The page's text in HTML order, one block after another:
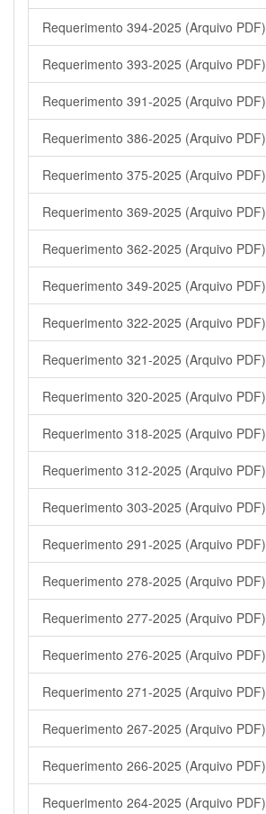
Requerimento 394-2025 (Arquivo PDF)
Requerimento 393-2025 (Arquivo PDF)
Requerimento 391-2025 (Arquivo PDF)
Requerimento 386-2025 (Arquivo PDF)
Requerimento 375-2025 (Arquivo PDF)
Requerimento 369-2025 (Arquivo PDF)
Requerimento 362-2025 (Arquivo PDF)
Requerimento 349-2025 (Arquivo PDF)
Requerimento 322-2025 (Arquivo PDF)
Requerimento 321-2025 (Arquivo PDF)
Requerimento 320-2025 (Arquivo PDF)
Requerimento 318-2025 (Arquivo PDF)
Requerimento 312-2025 (Arquivo PDF)
Requerimento 303-2025 (Arquivo PDF)
Requerimento 291-2025 (Arquivo PDF)
Requerimento 278-2025 (Arquivo PDF)
Requerimento 277-2025 (Arquivo PDF)
Requerimento 276-2025 (Arquivo PDF)
Requerimento 271-2025 (Arquivo PDF)
Requerimento 267-2025 (Arquivo PDF)
Requerimento 266-2025 (Arquivo PDF)
Requerimento 264-2025 (Arquivo PDF)